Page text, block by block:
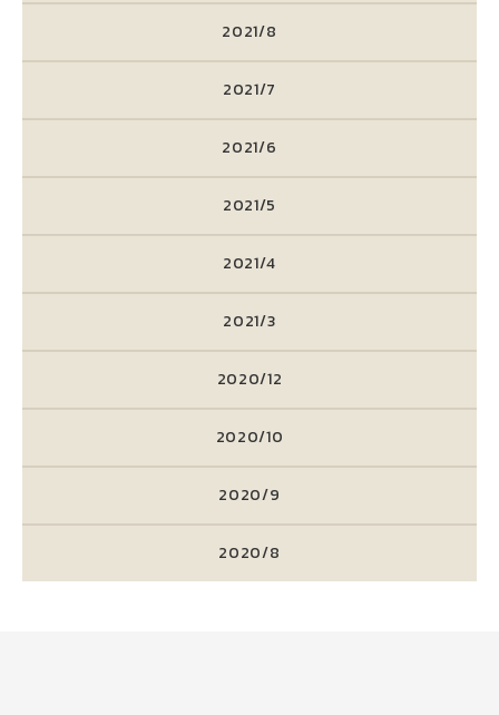
2021/8
2021/7
2021/6
2021/5
2021/4
2021/3
2020/12
2020/10
2020/9
2020/8